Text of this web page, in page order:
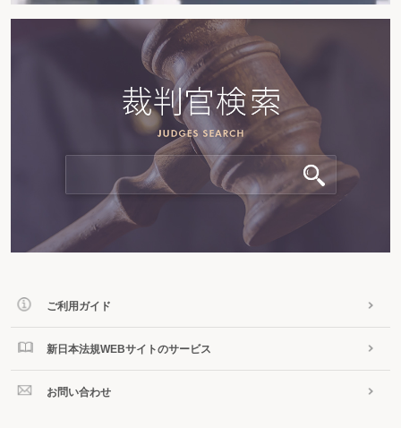
ご利用ガイド
新日本法規WEBサイトのサービス
お問い合わせ